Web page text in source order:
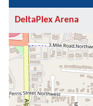
DeltaPlex Arena